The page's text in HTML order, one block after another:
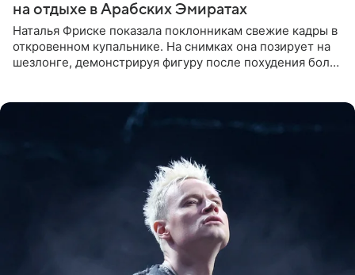
на отдыхе в Арабских Эмиратах
Наталья Фриске показала поклонникам свежие кадры в
откровенном купальнике. На снимках она позирует на
шезлонге, демонстрируя фигуру после похудения более